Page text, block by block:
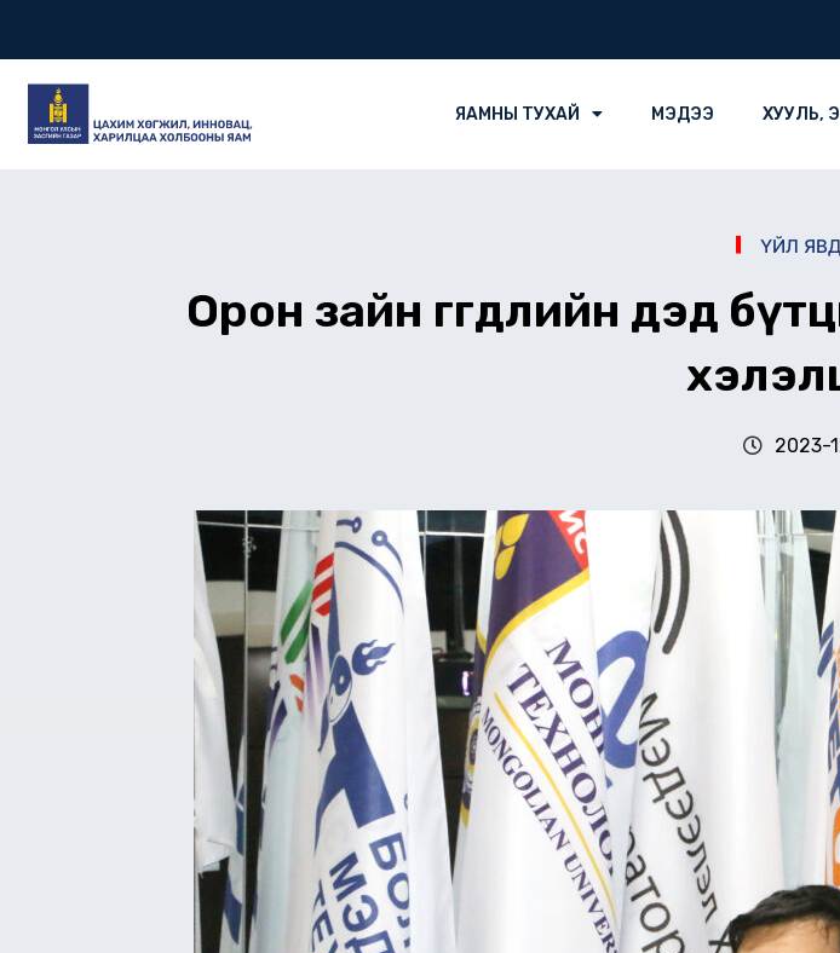
ЯАМНЫ ТУХАЙ МЭДЭЭ ХУУЛЬ,
ҮЙЛ
Орон зайн өгөгдлийн дэд
2023-